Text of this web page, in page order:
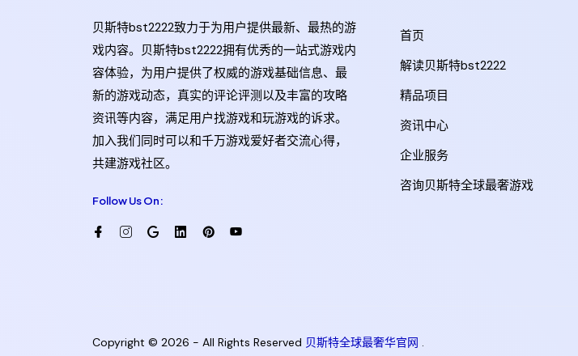
贝斯特bst2222致力于为用户提供最新、最热的游
戏内容。贝斯特bst2222拥有优秀的一站式游戏内
容体验，为用户提供了权威的游戏基础信息、最
新的游戏动态，真实的评论评测以及丰富的攻略
资讯等内容，满足用户找游戏和玩游戏的诉求。
加入我们同时可以和千万游戏爱好者交流心得，
共建游戏社区。
Follow Us On:
首页
解读贝斯特bst2222
精品项目
资讯中心
企业服务
咨询贝斯特全球最奢游戏
Copyright © 2026 - All Rights Reserved 贝斯特全球最奢华官网 .